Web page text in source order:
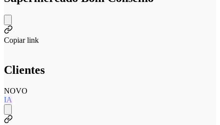
Copiar link
Clientes
NOVO
IA